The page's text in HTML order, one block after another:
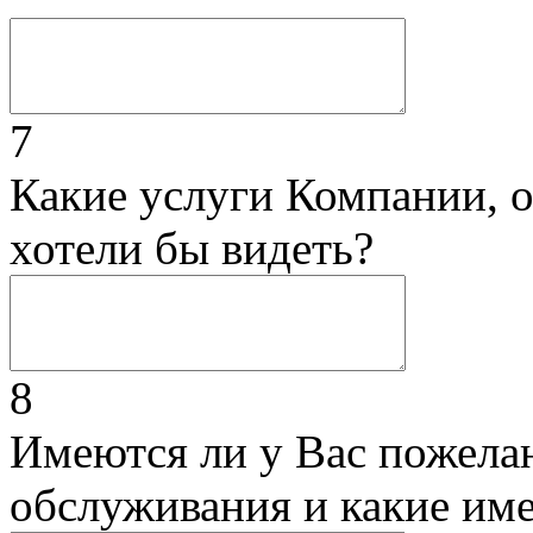
7
Какие услуги Компании,
хотели бы видеть?
8
Имеются ли у Вас
обслуживания и какие